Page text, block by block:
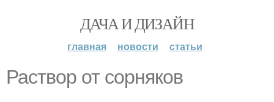
ДАЧА И ДИЗАЙН
главная новости статьи
Раствор от сорняков